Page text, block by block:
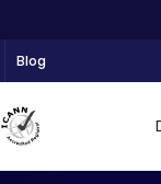
Blog